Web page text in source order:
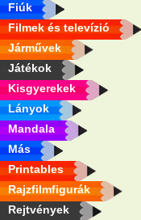
Fiúk
Filmek és televízió
Járművek
Játékok
Kisgyerekek
Lányok
Mandala
Más
Printables
Rajzfilmfigurák
Rejtvények